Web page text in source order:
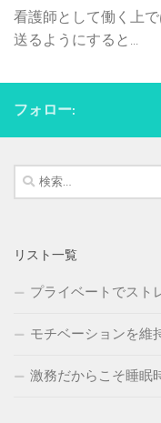
看護師として働く上
送るようにすると...
フォロー:
検
索:
リスト一覧
プライベートでスト
モチベーションを維
激務だからこそ睡眠